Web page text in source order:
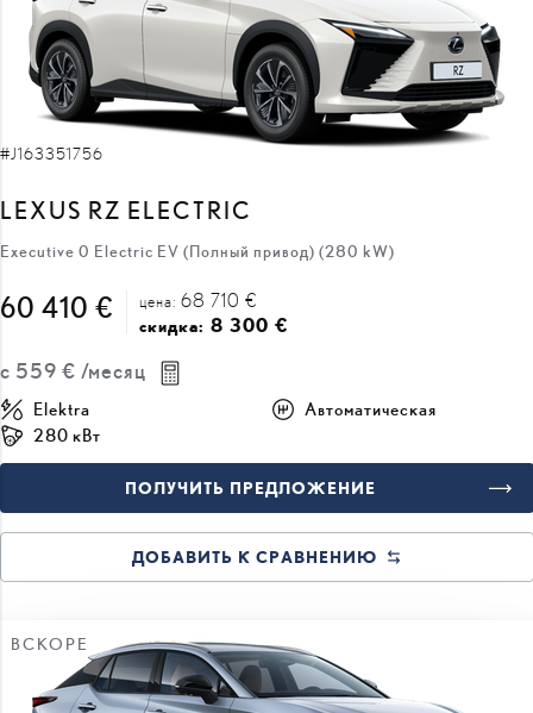
#J163351756
LEXUS RZ ELECTRIC
Executive 0 Electric EV (Полный привод) (280 kW)
60 410 € цена: 68 710 €
скидка: 8 300 €
с 559 € /месяц
Elektra
Автоматическая
280 кВт
ПОЛУЧИТЬ ПРЕДЛОЖЕНИЕ
ДОБАВИТЬ К СРАВНЕНИЮ
ВСКОРЕ